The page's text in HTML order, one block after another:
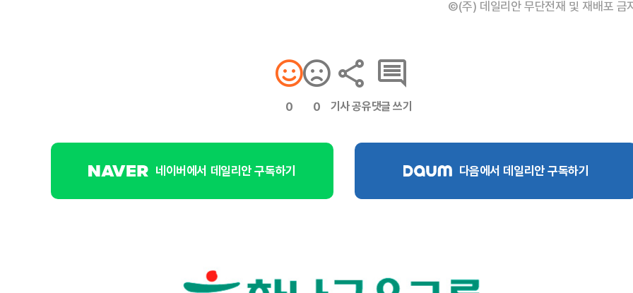
©(주) 데일리안 무단전재 및 재배포 금
0 0 기사 공유댓글 쓰기
네이버에서 데일리안 구독하기 다음에서 데일리안 구독하기